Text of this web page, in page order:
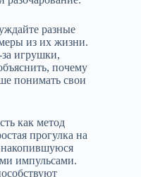
разные
из их жизни.
игрушки,
почему
понимать свои
как метод
прогулка на
накопившуюся
импульсами.